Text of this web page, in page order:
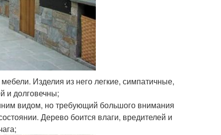
Изделия из него легкие, симпатичные,
и долговечны;
видом, но требующий большого внимания
Дерево боится влаги, вредителей и